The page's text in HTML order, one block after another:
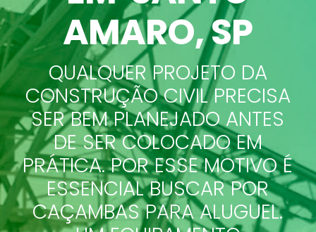
AMARO, SP
QUALQUER PROJETO DA
CONSTRUÇÃO CIVIL PRECISA
SER BEM PLANEJADO ANTES
DE SER COLOCADO EM
PRÁTICA. POR ESSE MOTIVO É
ESSENCIAL BUSCAR POR
CAÇAMBAS PARA ALUGUEL.